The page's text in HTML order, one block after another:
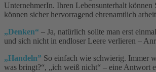
UnternehmerIn. Ihren Lebensunterhalt
können sicher hervorragend ehrenamtlich
„Denken“ – Ja, natürlich sollte man erst
und sich nicht in endloser Leere verlieren –
„Handeln” So einfach wie schwierig. Immer
was bringt?“, „ich weiß nicht“ – eine Antwort